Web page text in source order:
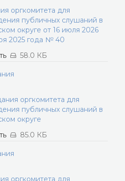
оргкомитета для
публичных слушаний в
округе от 16 июля 2026
2025 года № 40
58.0 КБ
оргкомитета для
публичных слушаний в
округе
85.0 КБ
оргкомитета для